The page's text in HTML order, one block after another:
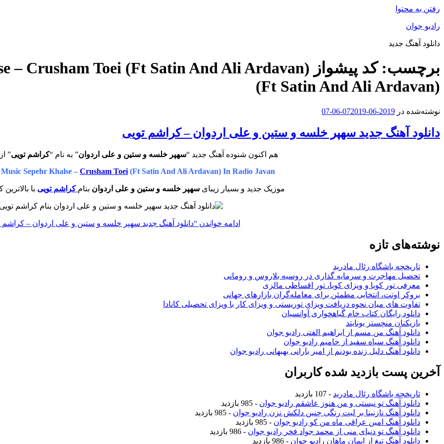
رفتن به محتوا
رادیو جوان
دانلود آهنگ جدید
برچسب:
(Ft Satin And Ali Ardavan)
نوشته‌شده در 2019-06-07
2019-06-07
دانلود آهنگ جدید سهپر خلسه و ستین و علی اردوان – کراشم تویی
هم اکنون شنوده آهنگ جدید “سهپر خلسه و ستین و علی اردوان” به نام “کراشم تویی” از
Sepehr Khalse – Crusham Toei (Ft Satin And Ali Ardavan) In Radio Javan
موزیک جدید و بسیار زیبای سهپر خلسه و ستین و علی اردوان بنام کراشم تویی با
ادامه خواندن “دانلود آهنگ جدید سهپر خلسه و ستین و علی اردوان – کراشم
نوشته‌های تازه
تاریخچه باشگاه رئال مادرید
تحصیل مهاجرت و سرمایه گذاری در روسیه بلاروس و رومانی
معرفی تور کوبا و ویزای کوبا، تور اقساطی مالزی
بروکر اوتت، انتخابی مطمئن برای معامله‌گران بازارهای جهانی
تفاوت های میان نحوه دریافت ویزای توریستی و ویزای کار با ویزای تحصیلی کانادا
دانلود رایگان کتاب خام گیاهخواری آوانسیان
بازیکنان منچستر یونایتد
دانلود آهنگ من مسم از ابراهیم الفتی رادیو جوان
دانلود آهنگ سیاه سفید از حامیم رادیو جوان
دانلود آهنگ دلیل زنده بودنم از امیر بارانی بهبهانی رادیو جوان
آخرین پست بازدید شده کاربران
تاریخچه باشگاه رئال مادرید - 107 بازدید
دانلود آهنگ تو نیستی و من هنوز عاشقم رادیو جوان - 985 بازدید
دانلود آهنگ نازنینا بر لبت رنگی چنین دلکش نزن رادیو جوان - 985 بازدید
دانلود آهنگ امین عراقی ماه من کو رادیو جوان - 985 بازدید
دانلود آهنگ تو دنیای منی از محمد جواد فخر رادیو جوان - 986 بازدید
دانلود آهنگ تیغ از ایمان ماهان رادیو جوان - 986 بازدید